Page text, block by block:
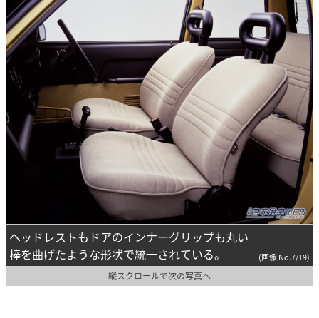
ヘッドレストもドアのインナーグリップも丸い
棒を曲げたような形状で統一されている。
(画像 No.7/19)
縦スクロールで次の写真へ